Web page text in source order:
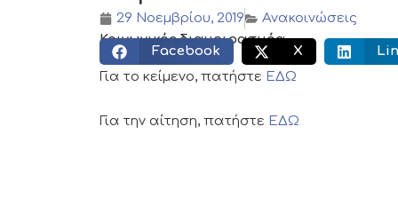
29 Νοεμβρίου, 2019
Ανακοινώσεις
Κοινωνικός διαμοιρασμός:
Facebook X
Για το κείμενο, πατήστε ΕΔΩ
Για την αίτηση, πατήστε ΕΔΩ